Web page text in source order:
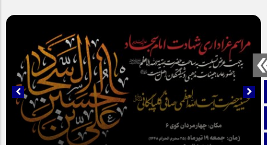
صفحه نخست